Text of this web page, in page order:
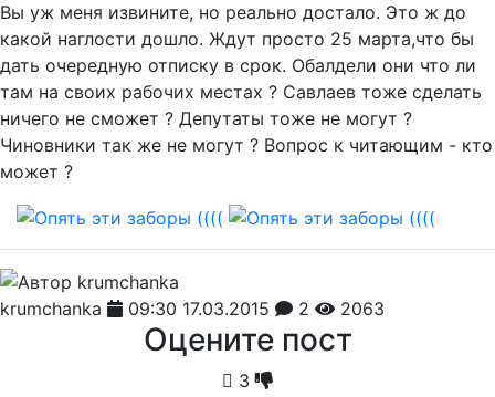
Вы уж меня извините, но реально достало. Это ж до
какой наглости дошло. Ждут просто 25 марта,что бы
дать очередную отписку в срок. Обалдели они что ли
там на своих рабочих местах ? Савлаев тоже сделать
ничего не сможет ? Депутаты тоже не могут ?
Чиновники так же не могут ? Вопрос к читающим - кто
может ?
krumchanka 09:30 17.03.2015 2 2063
Оцените пост
3